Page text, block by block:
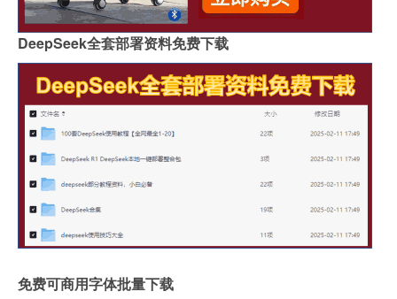
DeepSeek全套部署资料免费下载
免费可商用字体批量下载